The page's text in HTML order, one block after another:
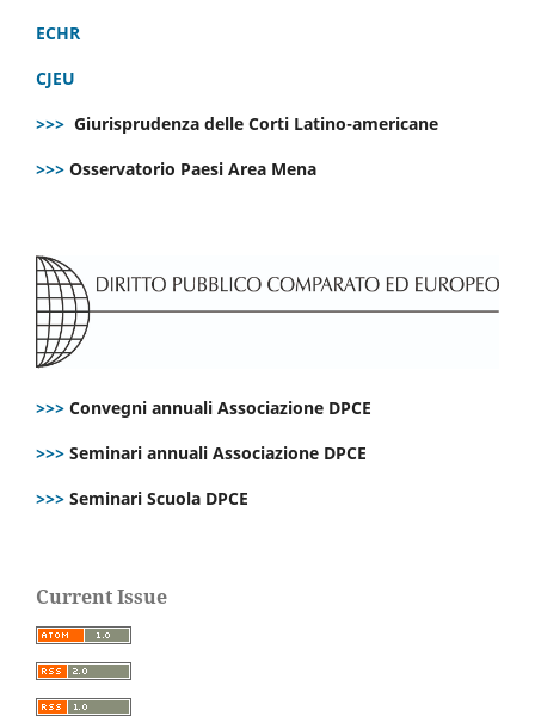
ECHR
CJEU
>>> Giurisprudenza delle Corti Latino-americane
>>> Osservatorio Paesi Area Mena
>>> Convegni annuali Associazione DPCE
>>> Seminari annuali Associazione DPCE
>>> Seminari Scuola DPCE
Current Issue